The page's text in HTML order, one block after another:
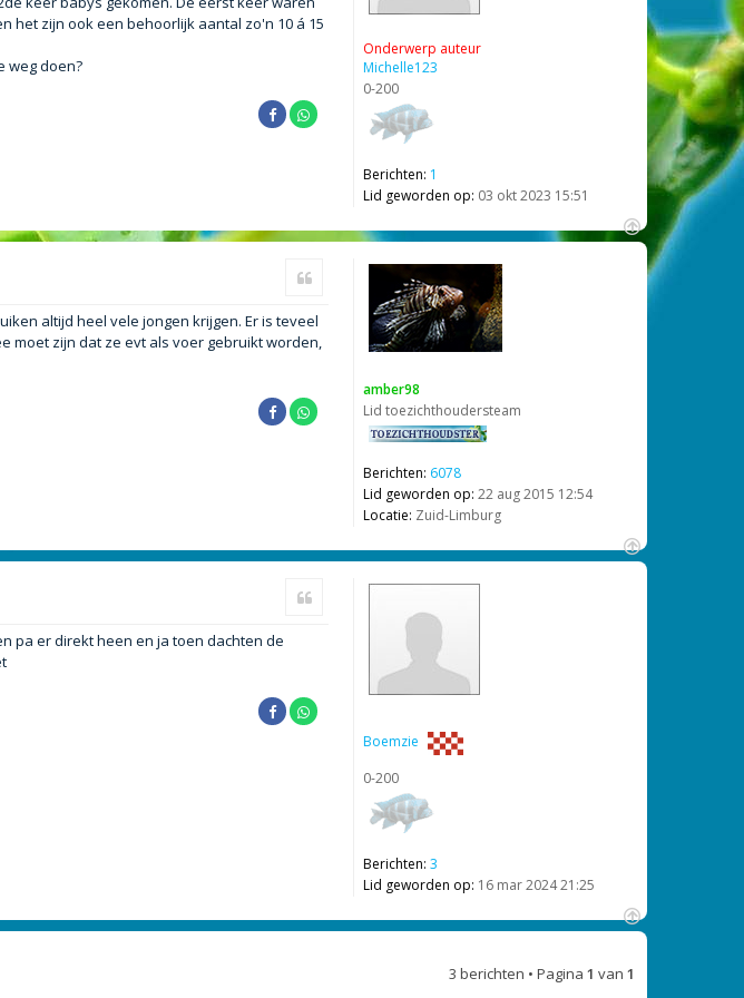
Onderwerp auteur
Michelle123
0-200
Berichten: 1
Lid geworden op: 03 okt 2023 15:51
het zijn ook een behoorlijk aantal zo'n 10 á 15
weg doen?
O
m
amber98
Lid toezichthoudersteam
Berichten: 6078
Lid geworden op: 22 aug 2015 12:54
Locatie: Zuid-Limburg
altijd heel vele jongen krijgen. Er is teveel
moet zijn dat ze evt als voer gebruikt worden,
O
Boemzie
0-200
Berichten: 3
Lid geworden op: 16 mar 2024 21:25
pa er direkt heen en ja toen dachten de
O
3 berichten • Pagina 1 van 1